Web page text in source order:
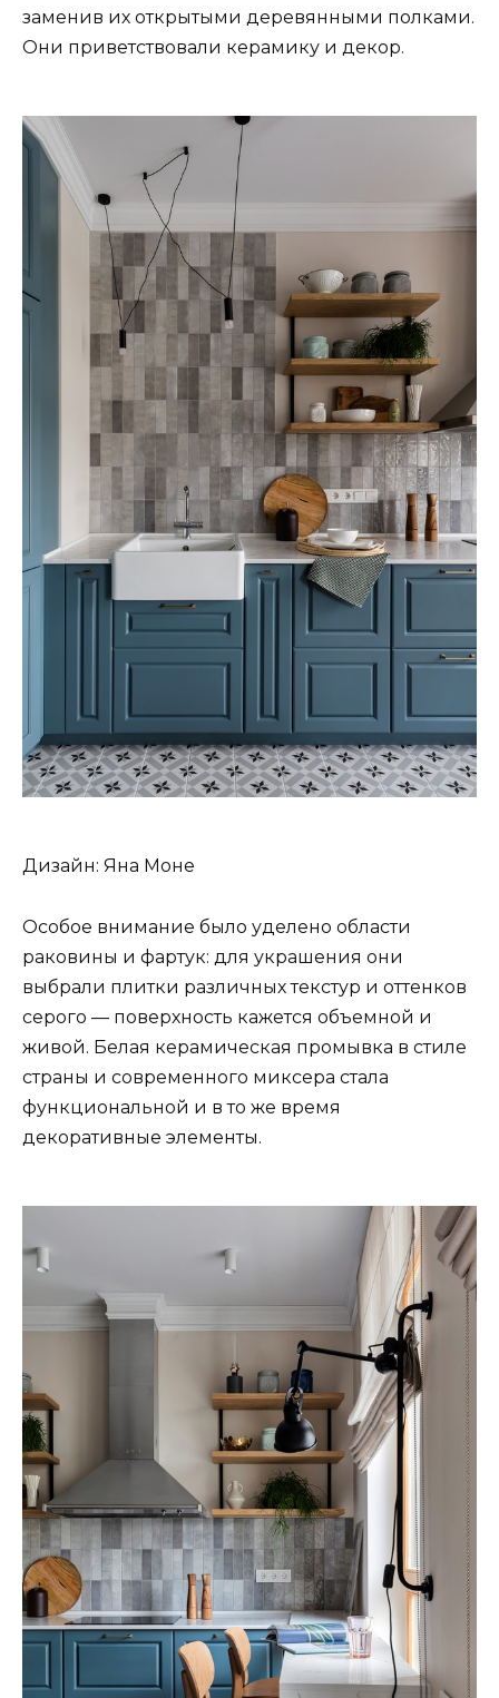
заменив их открытыми деревянными полками.
Они приветствовали керамику и декор.
Дизайн: Яна Моне
Особое внимание было уделено области
раковины и фартук: для украшения они
выбрали плитки различных текстур и оттенков
серого — поверхность кажется объемной и
живой. Белая керамическая промывка в стиле
страны и современного миксера стала
функциональной и в то же время
декоративные элементы.